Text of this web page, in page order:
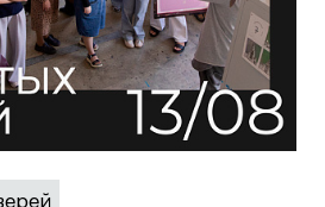
образовательной
ВО «Универсальный